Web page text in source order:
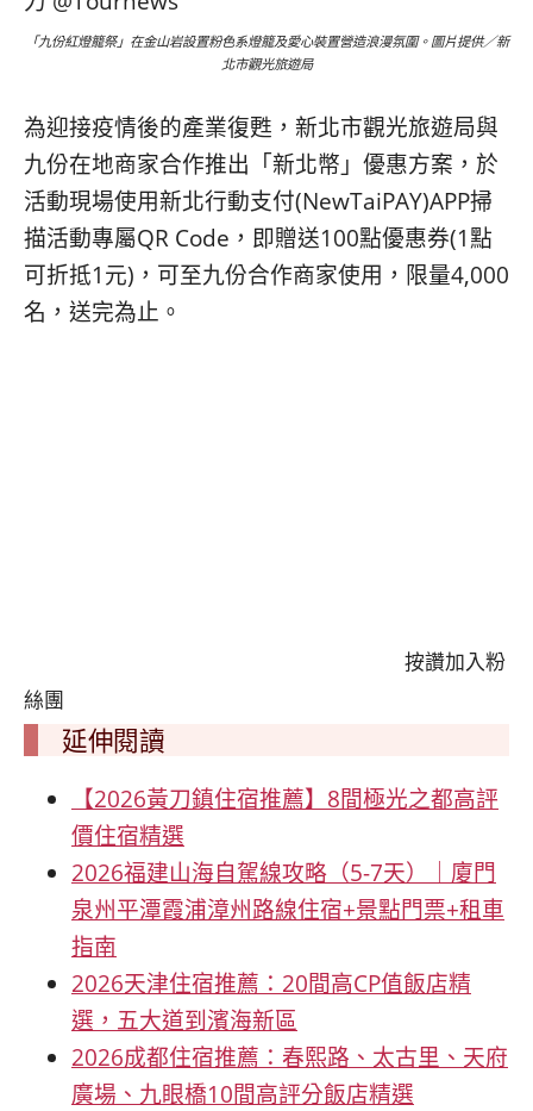
「九份紅燈籠祭」在金山岩設置粉色系燈籠及愛心裝置營造浪漫氛圍。圖片提供／新
北市觀光旅遊局
為迎接疫情後的產業復甦，新北市觀光旅遊局與
九份在地商家合作推出「新北幣」優惠方案，於
活動現場使用新北行動支付(NewTaiPAY)APP掃
描活動專屬QR Code，即贈送100點優惠券(1點
可折抵1元)，可至九份合作商家使用，限量4,000
名，送完為止。
按讚加入粉
絲團
延伸閱讀
【2026黃刀鎮住宿推薦】8間極光之都高評
價住宿精選
2026福建山海自駕線攻略（5-7天）｜廈門
泉州平潭霞浦漳州路線住宿+景點門票+租車
指南
2026天津住宿推薦：20間高CP值飯店精
選，五大道到濱海新區
2026成都住宿推薦：春熙路、太古里、天府
廣場、九眼橋10間高評分飯店精選